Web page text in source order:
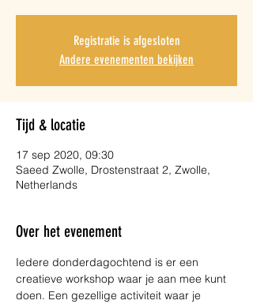
Registratie is afgesloten
Andere evenementen bekijken
Tijd & locatie
17 sep 2020, 09:30
Saeed Zwolle, Drostenstraat 2, Zwolle,
Netherlands
Over het evenement
Iedere donderdagochtend is er een
creatieve workshop waar je aan mee kunt
doen. Een gezellige activiteit waar je